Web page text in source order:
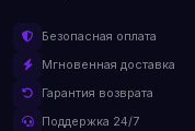
Безопасная оплата
Мгновенная доставка
Гарантия возврата
Поддержка 24/7